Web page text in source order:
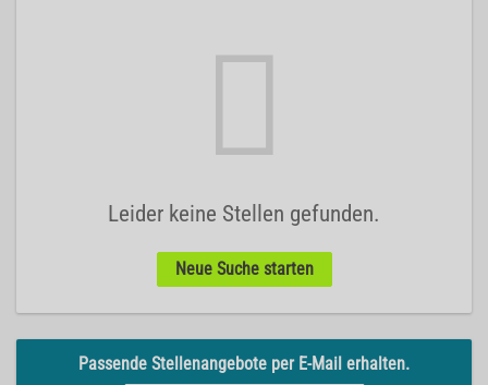
Leider keine Stellen gefunden.
Neue Suche starten
Passende Stellenangebote per E-Mail erhalten.